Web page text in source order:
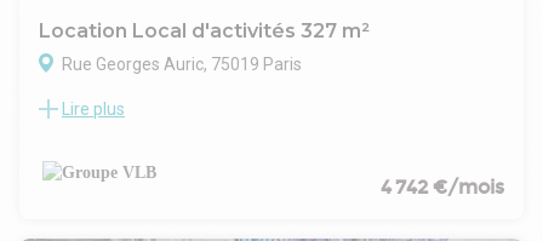
Location Local d'activités 327 m²
Rue Georges Auric, 75019 Paris
Dans un immeuble Tertiaire, Groupe VLB vous
fonctionnels d'une surface de 327 m². Uniquement pour
des sociétés de fabrication, production, conception
Lire plus
4 742 €/mois